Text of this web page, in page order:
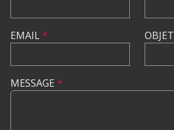
EMAIL* OBJET
MESSAGE *